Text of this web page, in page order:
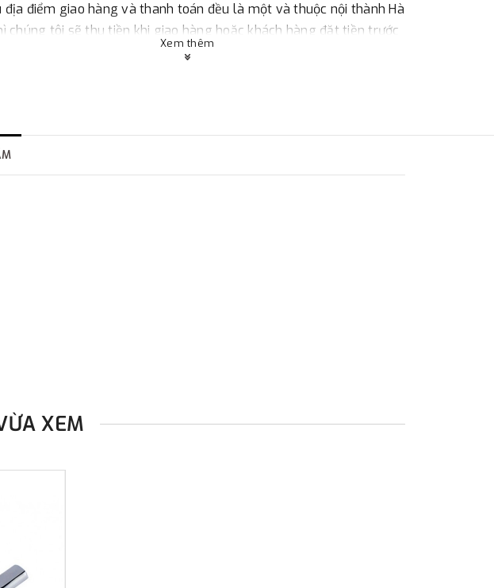
địa điểm giao hàng và thanh toán đều là một và thuộc nội thành Hà
chúng tôi sẽ thu tiền khi giao hàng hoặc khách hàng đặt tiền trước
giá trị đơn hàng tùy thuộc vào đơn hàng.
Thanh HươngĐịa chỉ : 23 phố Cát Linh, phường Cát Linh,
Đa, Hà Nội.
Xem thêm
XEM